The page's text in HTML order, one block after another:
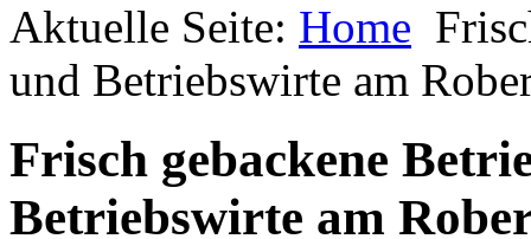
Aktuelle Seite: Home
und Betriebswirte am
Frisch gebackene
Betriebswirte am